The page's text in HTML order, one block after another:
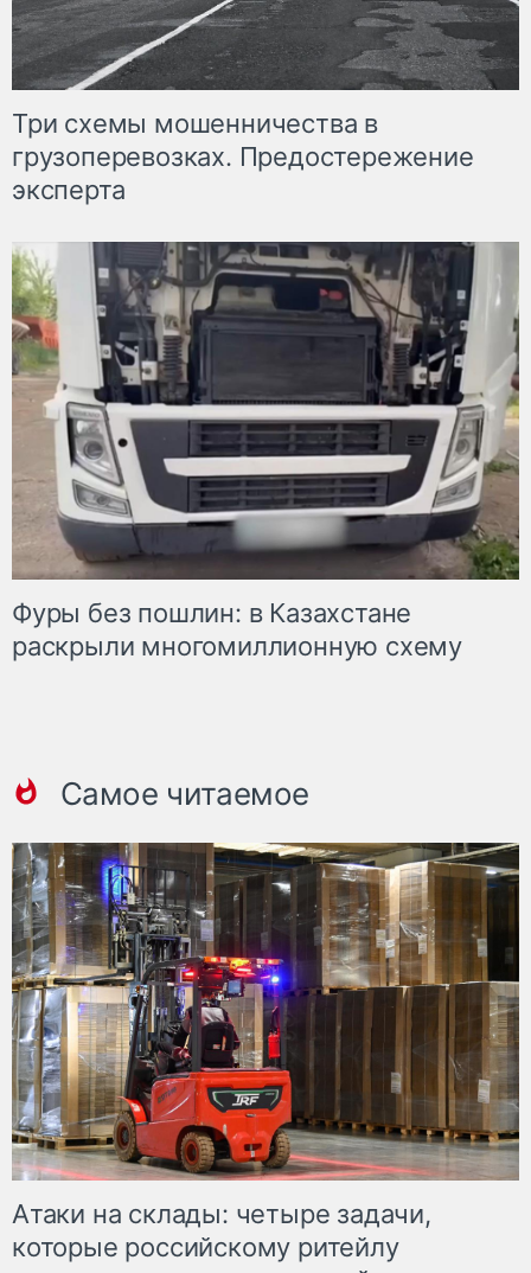
Три схемы мошенничества в
грузоперевозках. Предостережение
эксперта
Фуры без пошлин: в Казахстане
раскрыли многомиллионную схему
Самое читаемое
Атаки на склады: четыре задачи,
которые российскому ритейлу